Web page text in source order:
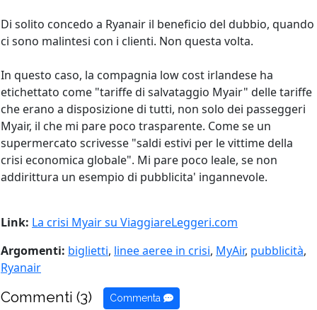
Di solito concedo a Ryanair il beneficio del dubbio, quando
ci sono malintesi con i clienti. Non questa volta.
In questo caso, la compagnia low cost irlandese ha
etichettato come "tariffe di salvataggio Myair" delle tariffe
che erano a disposizione di tutti, non solo dei passeggeri
Myair, il che mi pare poco trasparente. Come se un
supermercato scrivesse "saldi estivi per le vittime della
crisi economica globale". Mi pare poco leale, se non
addirittura un esempio di pubblicita' ingannevole.
Link: La crisi Myair su ViaggiareLeggeri.com
Argomenti: biglietti, linee aeree in crisi, MyAir, pubblicità,
Ryanair
Commenti (3) Commenta